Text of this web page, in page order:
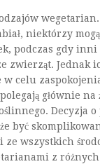
niektórzy
podczas gdy inni
zwierząt. Jednak
w celu
głównie na
Decyzja
być
ze wszystkich
z